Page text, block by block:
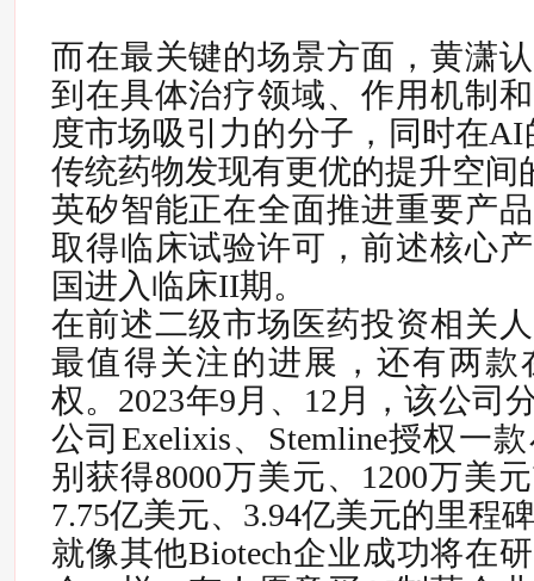
而在最关键的场景方面，黄潇
到在具体治疗领域、作用机制
度市场吸引力的分子，同时在
传统药物发现有更优的提升空间
英矽智能正在全面推进重要产
取得临床试验许可，前述核心
国进入临床II期。
在前述二级市场医药投资相关
最值得关注的进展，还有两款
权。 2023年9月、12月，该公司
公司Exelixis、Stemline授权一
别获得8000万美元、1200万美
7.75亿美元、3.94亿美元的里程
就像其他Biotech企业成功将在